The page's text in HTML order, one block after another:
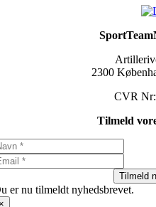
2300
CVR
Tilmeld
Tilmeld
er nu tilmeldt nyhedsbrevet.